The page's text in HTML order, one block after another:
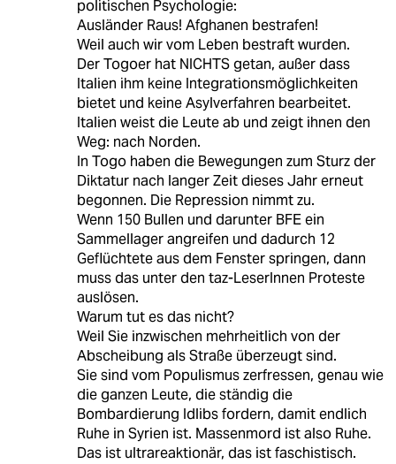
politischen Psychologie:
Ausländer Raus! Afghanen bestrafen!
Weil auch wir vom Leben bestraft wurden.
Der Togoer hat NICHTS getan, außer dass
Italien ihm keine Integrationsmöglichkeiten
bietet und keine Asylverfahren bearbeitet.
Italien weist die Leute ab und zeigt ihnen den
Weg: nach Norden.
In Togo haben die Bewegungen zum Sturz der
Diktatur nach langer Zeit dieses Jahr erneut
begonnen. Die Repression nimmt zu.
Wenn 150 Bullen und darunter BFE ein
Sammellager angreifen und dadurch 12
Geflüchtete aus dem Fenster springen, dann
muss das unter den taz-LeserInnen Proteste
auslösen.
Warum tut es das nicht?
Weil Sie inzwischen mehrheitlich von der
Abscheibung als Straße überzeugt sind.
Sie sind vom Populismus zerfressen, genau wie
die ganzen Leute, die ständig die
Bombardierung Idlibs fordern, damit endlich
Ruhe in Syrien ist. Massenmord ist also Ruhe.
Das ist ultrareaktionär, das ist faschistisch.